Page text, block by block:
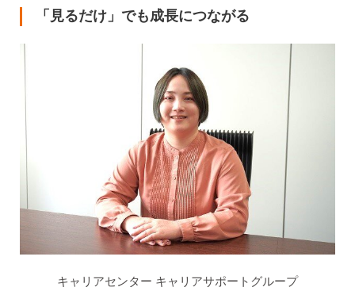
「見るだけ」でも成長につながる
キャリアセンター キャリアサポートグループ